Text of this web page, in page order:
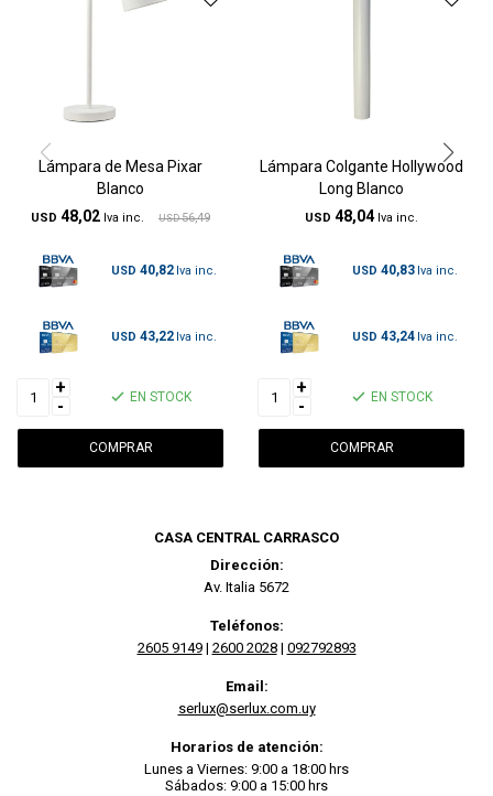
Lámpara de Mesa Pixar
Blanco
USD 48,02 USD 56,49
USD 40,82
USD 43,22
+
-
EN STOCK
Lámpara Colgante Hollywood
Long Blanco
USD 48,04
USD 40,83
USD 43,24
+
-
EN STOCK
CASA CENTRAL CARRASCO
Dirección:
Av. Italia 5672
Teléfonos:
2605 9149| 2600 2028| 092792893
Email:
serlux@serlux.com.uy
Horarios de atención:
Lunes a Viernes: 9:00 a 18:00 hrs
Sábados: 9:00 a 15:00 hrs